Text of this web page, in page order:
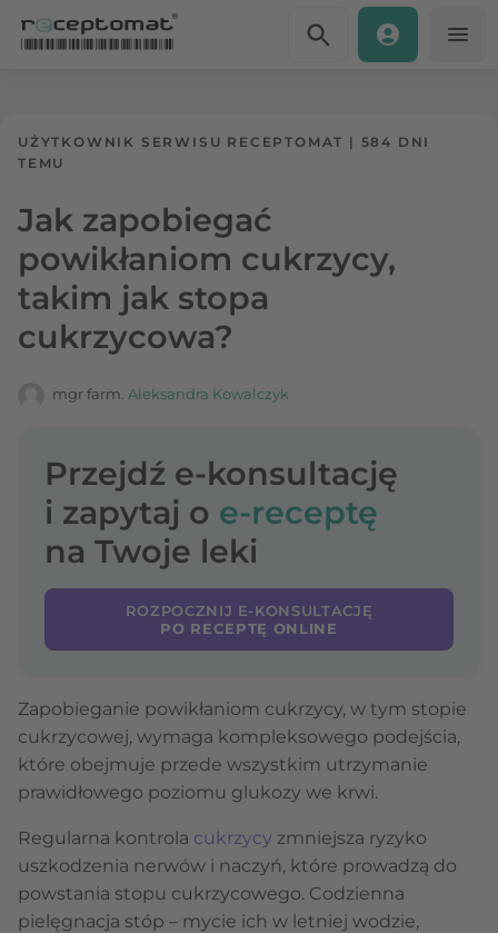
UŻYTKOWNIK SERWISU RECEPTOMAT | 584 DNI
TEMU
Jak zapobiegać
powikłaniom cukrzycy,
takim jak stopa
cukrzycowa?
mgr farm. Aleksandra Kowalczyk
Przejdź e-konsultację
i zapytaj o e-receptę
na Twoje leki
ROZPOCZNIJ E-KONSULTACJĘ
PO RECEPTĘ ONLINE
Zapobieganie powikłaniom cukrzycy, w tym stopie
cukrzycowej, wymaga kompleksowego podejścia,
które obejmuje przede wszystkim utrzymanie
prawidłowego poziomu glukozy we krwi.
Regularna kontrola cukrzycy zmniejsza ryzyko
uszkodzenia nerwów i naczyń, które prowadzą do
powstania stopu cukrzycowego. Codzienna
pielęgnacja stóp – mycie ich w letniej wodzie,